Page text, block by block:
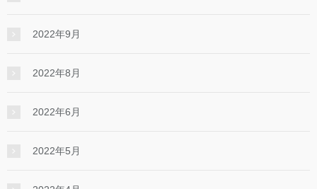
2022年9月
2022年8月
2022年6月
2022年5月